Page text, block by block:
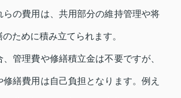
らの費用は、共用部分の維持管理や将
ために積み立てられます。
管理費や修繕積立金は不要ですが、
繕費用は自己負担となります。例え